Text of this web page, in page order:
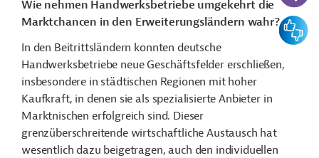
Wie nehmen Handwerksbetriebe umgekehrt die
Marktchancen in den Erweiterungsländern wahr?
In den Beitrittsländern konnten deutsche
Handwerksbetriebe neue Geschäftsfelder erschließen,
insbesondere in städtischen Regionen mit hoher
Kaufkraft, in denen sie als spezialisierte Anbieter in
Marktnischen erfolgreich sind. Dieser
grenzüberschreitende wirtschaftliche Austausch hat
wesentlich dazu beigetragen, auch den individuellen